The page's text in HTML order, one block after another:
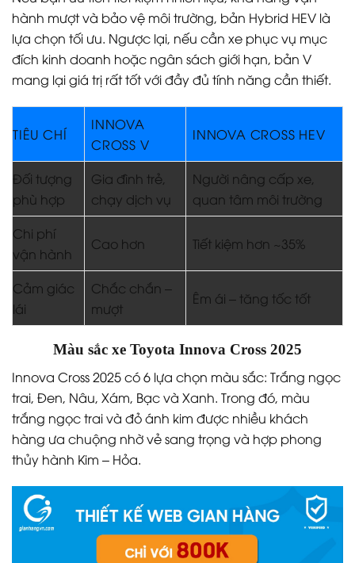
hành mượt và bảo vệ môi trường, bản Hybrid HEV là
lựa chọn tối ưu. Ngược lại, nếu cần xe phục vụ mục
đích kinh doanh hoặc ngân sách giới hạn, bản V
mang lại giá trị rất tốt với đầy đủ tính năng cần thiết.
TIÊU CHÍ
INNOVA
CROSS V
INNOVA CROSS HEV
Đối tượng
phù hợp
Gia đình trẻ,
chạy dịch vụ
Người nâng cấp xe,
quan tâm môi trường
Chi phí
vận hành
Cao hơn Tiết kiệm hơn ~35%
Cảm giác
lái
Chắc chắn –
mượt
Êm ái – tăng tốc tốt
Màu sắc xe Toyota Innova Cross 2025
Innova Cross 2025 có 6 lựa chọn màu sắc: Trắng ngọc
trai, Đen, Nâu, Xám, Bạc và Xanh. Trong đó, màu
trắng ngọc trai và đỏ ánh kim được nhiều khách
hàng ưa chuộng nhờ vẻ sang trọng và hợp phong
thủy hành Kim – Hỏa.